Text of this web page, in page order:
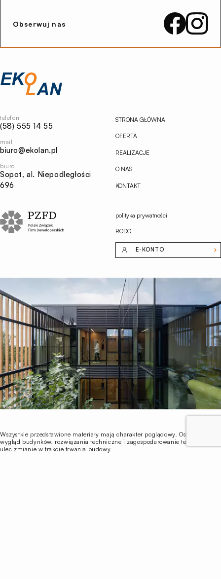
Obserwuj nas
na
telefon
(58) 555 14 55
mail
biuro@ekolan.pl
biuro
Sopot, al. Niepodległości
696
STRONA GŁÓWNA
OFERTA
REALIZACJE
O NAS
KONTAKT
polityka prywatności
RODO
E-KONTO
Wszystkie przedstawione materiały mają charakter poglądowy. Ostateczny
wygląd budynków, rozwiązania techniczne i zagospodarowanie terenu może
ulec zmianie w trakcie trwania budowy.